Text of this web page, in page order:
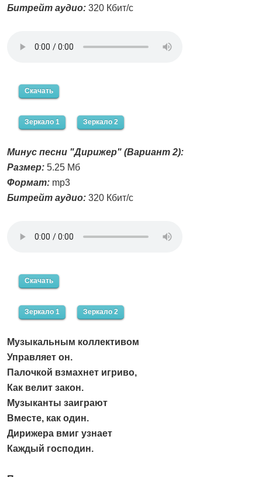
Битрейт аудио: 320 Кбит/с
Скачать
Зеркало 1 Зеркало 2
Минус песни "Дирижер" (Вариант 2):
Размер: 5.25 Мб
Формат: mp3
Битрейт аудио: 320 Кбит/с
Скачать
Зеркало 1 Зеркало 2
Музыкальным коллективом
Управляет он.
Палочкой взмахнет игриво,
Как велит закон.
Музыканты заиграют
Вместе, как один.
Дирижера вмиг узнает
Каждый господин.